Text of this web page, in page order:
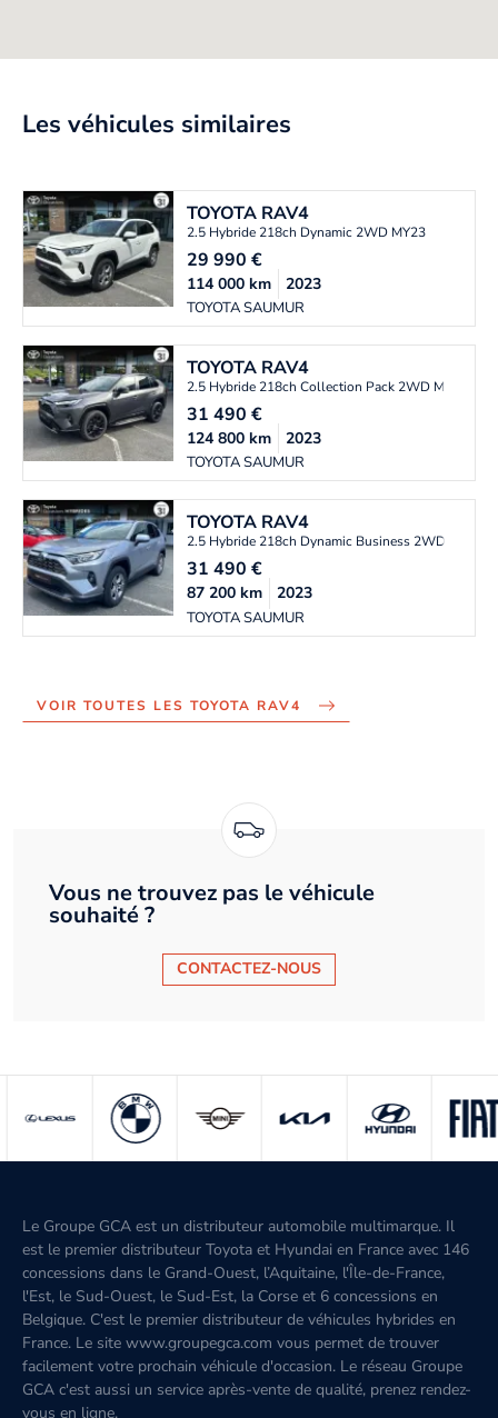
Les véhicules similaires
TOYOTA RAV4
2.5 Hybride 218ch Dynamic 2WD MY23
29 990€
TOYOTA SAUMUR
114 000km 2023
TOYOTA RAV4
2.5 Hybride 218ch Collection Pack 2WD MY22
31 490€
TOYOTA SAUMUR
124 800km 2023
TOYOTA RAV4
2.5 Hybride 218ch Dynamic Business 2WD MY23
31 490€
TOYOTA SAUMUR
87 200km 2023
VOIR TOUTES LES TOYOTA RAV4
Vous ne trouvez pas le véhicule
souhaité ?
CONTACTEZ-NOUS
Le Groupe GCA est un distributeur automobile multimarque. Il
est le premier distributeur Toyota et Hyundai en France avec 146
concessions dans le Grand-Ouest, l’Aquitaine, l'Île-de-France,
l'Est, le Sud-Ouest, le Sud-Est, la Corse et 6 concessions en
Belgique. C'est le premier distributeur de véhicules hybrides en
France. Le site www.groupegca.com vous permet de trouver
facilement votre prochain véhicule d'occasion. Le réseau Groupe
GCA c'est aussi un service après-vente de qualité, prenez rendez-
vous en ligne.